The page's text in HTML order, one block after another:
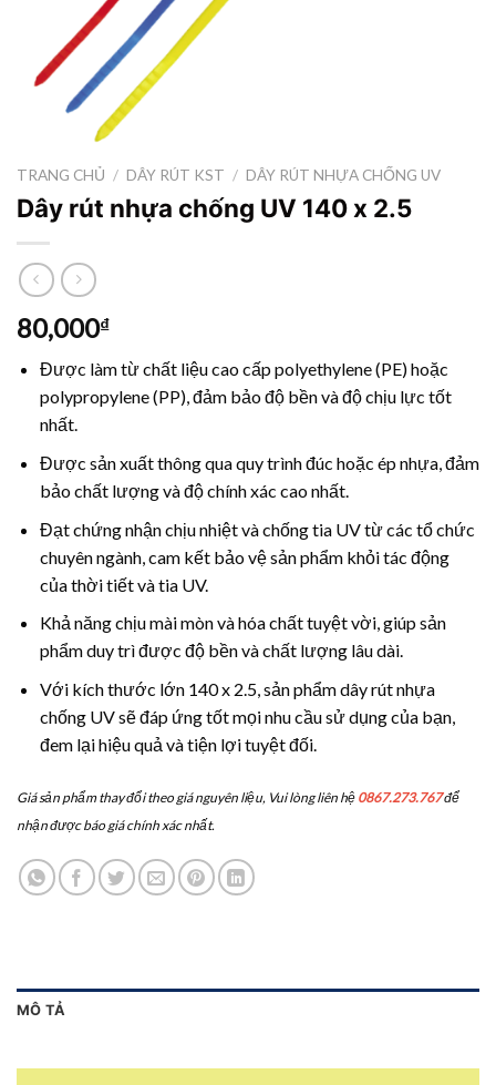
TRANG CHỦ / DÂY RÚT KST / DÂY RÚT NHỰA CHỐNG UV
Dây rút nhựa chống UV 140 x 2.5
80,000₫
Được làm từ chất liệu cao cấp polyethylene (PE) hoặc
polypropylene (PP), đảm bảo độ bền và độ chịu lực tốt
nhất.
Được sản xuất thông qua quy trình đúc hoặc ép nhựa, đảm
bảo chất lượng và độ chính xác cao nhất.
Đạt chứng nhận chịu nhiệt và chống tia UV từ các tổ chức
chuyên ngành, cam kết bảo vệ sản phẩm khỏi tác động
của thời tiết và tia UV.
Khả năng chịu mài mòn và hóa chất tuyệt vời, giúp sản
phẩm duy trì được độ bền và chất lượng lâu dài.
Với kích thước lớn 140 x 2.5, sản phẩm dây rút nhựa
chống UV sẽ đáp ứng tốt mọi nhu cầu sử dụng của bạn,
đem lại hiệu quả và tiện lợi tuyệt đối.
Giá sản phẩm thay đổi theo giá nguyên liệu, Vui lòng liên hệ 0867.273.767để
nhận được báo giá chính xác nhất.
MÔ TẢ